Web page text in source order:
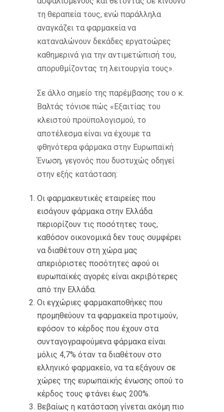
τη θεραπεία τους, ενώ παράλληλα
αναγκάζει τα φαρμακεία να
καταναλώνουν δεκάδες εργατοώρες
καθημερινά για την αντιμετώπισή του,
απορυθμίζοντας τη λειτουργία τους».
Σε άλλο σημείο της παρέμβασης του ο κ.
Βαλτάς τόνισε πώς «Εξαιτίας του
κλειστού προϋπολογισμού, το
αποτέλεσμα είναι να έχουμε τα
φθηνότερα φάρμακα στην Ευρωπαϊκή
Ένωση, γεγονός που δυστυχώς οδηγεί
στην εξής κατάσταση:
Οι φαρμακευτικές εταιρείες που
εισάγουν φάρμακα στην Ελλάδα
περιορίζουν τις ποσότητες τους,
καθόσον οικονομικά δεν τους συμφέρει
να διαθέτουν στη χώρα μας
απεριόριστες ποσότητες αφού οι
ευρωπαϊκές αγορές είναι ακριβότερες
από την Ελλάδα.
Οι εγχώριες φαρμακαποθήκες που
προμηθεύουν τα φαρμακεία προτιμούν,
εφόσον το κέρδος που έχουν στα
συνταγογραφούμενα φάρμακα είναι
μόλις 4,7% όταν τα διαθέτουν στο
ελληνικό φαρμακείο, να τα εξάγουν σε
χώρες της ευρωπαϊκής ένωσης οπού το
κέρδος τους φτάνει έως 200%.
Βεβαίως η κατάσταση γίνεται ακόμη πιο